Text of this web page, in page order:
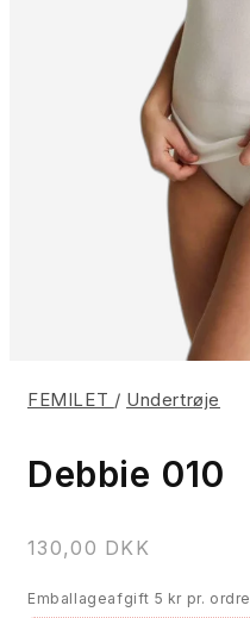
FEMILET / Undertrøje
Debbie 010
N
r
130,00 DKK
Emballageafgift 5 kr pr. ordre